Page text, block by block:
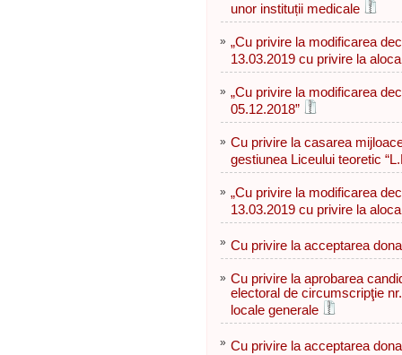
unor instituții medicale
» „Cu privire la modificarea
13.03.2019 cu privire la
» „Cu privire la modificarea
05.12.2018”
» Cu privire la casarea
gestiunea Liceului teoretic
» „Cu privire la modificarea
13.03.2019 cu privire la
» Cu privire la acceptarea
» Cu privire la aprobarea
electoral de circumscripţie
locale generale
» Cu privire la acceptarea